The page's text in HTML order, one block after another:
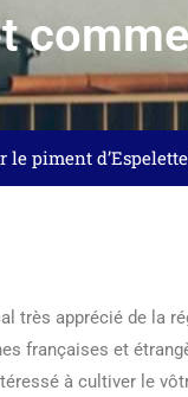
le piment
très apprécié de la
françaises et
à cultiver le